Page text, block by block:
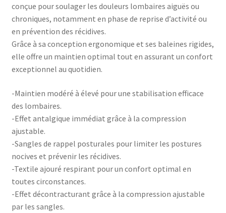
conçue pour soulager les douleurs lombaires aiguës ou
chroniques, notamment en phase de reprise d’activité ou
en prévention des récidives.
Grâce à sa conception ergonomique et ses baleines rigides,
elle offre un maintien optimal tout en assurant un confort
exceptionnel au quotidien.
-Maintien modéré à élevé pour une stabilisation efficace
des lombaires.
-Effet antalgique immédiat grâce à la compression
ajustable.
-Sangles de rappel posturales pour limiter les postures
nocives et prévenir les récidives.
-Textile ajouré respirant pour un confort optimal en
toutes circonstances.
-Effet décontracturant grâce à la compression ajustable
par les sangles.